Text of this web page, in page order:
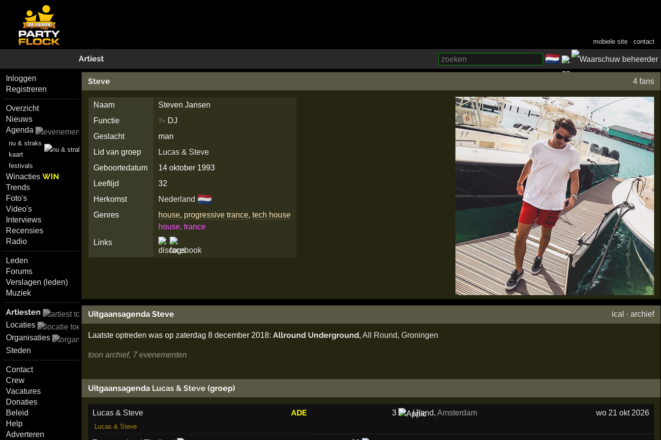
mobiele site ·contact
Artiest 🇳🇱
Inloggen
Registreren
Overzicht
Nieuws
Agenda
nu & straks
kaart
festivals
WinactiesWIN
Trends
Foto's
Video's
Interviews
Recensies
Radio
Leden
Forums
Verslagen (leden)
Muziek
Artiesten
Locaties
Organisaties
Steden
Contact
Crew
Vacatures
Donaties
Beleid
Help
Adverteren
Steve 4 fans
Naam
Steven Jansen
Functie
7× DJ
Geslacht
man
Lid van groep
Lucas & Steve
Geboortedatum
14 oktober 1993
Leeftijd
32
Herkomst
Nederland 🇳🇱
Genres house, progressive trance,tech house
house, trance
Links
Uitgaansagenda Steve ical ·archief
Laatste optreden was op zaterdag 8 december 2018: Allround Underground, All Round, Groningen
toon archief, 7 evenementen
Uitgaansagenda Lucas & Steve(groep)
Lucas & Steve ADE 3 IJland,Amsterdam wo 21 okt 2026
Lucas & Steve